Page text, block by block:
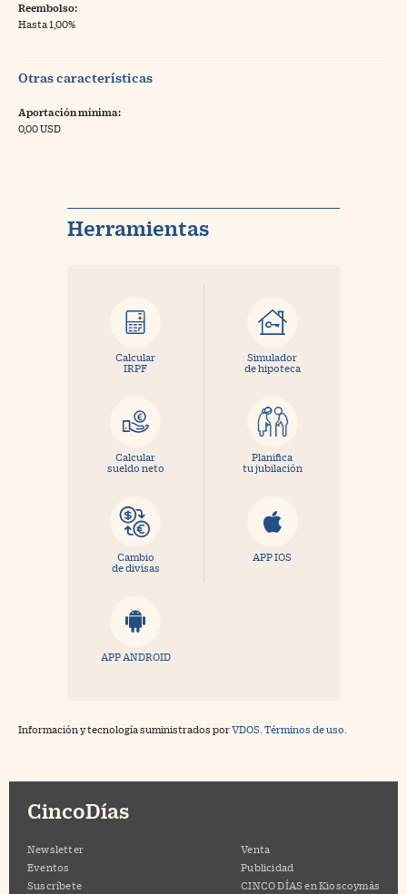
Reembolso:
Hasta 1,00%
Otras características
Aportación mínima:
0,00 USD
Herramientas
Calcular
IRPF
Simulador
de hipoteca
Calcular
sueldo neto
Planifica
tu jubilación
Cambio
de divisas
APP IOS
APP ANDROID
Información y tecnología suministrados porVDOS Términos de uso.
CincoDías
Newsletter
Eventos
Suscríbete
Venta
Publicidad
CINCO DÍAS en Kioscoymás